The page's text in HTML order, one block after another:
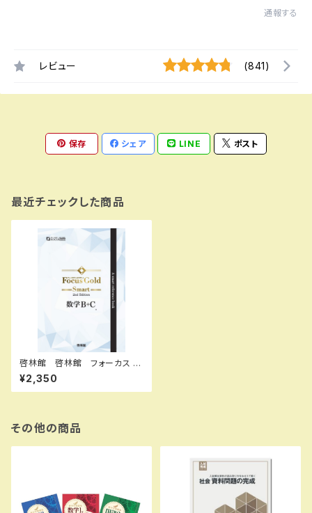
通報する
レビュー (841)
保存 シェア LINE ポスト
最近チェックした商品
啓林館 啓林館 フォーカス ゴ
ールド スマート2nd Edition 数
学Ｂ+Ｃ 新品完全セット 問題
集本体と別冊解答あり 新品
N-10：B0H66DMR9X SKU：
004021102
¥2,350
その他の商品